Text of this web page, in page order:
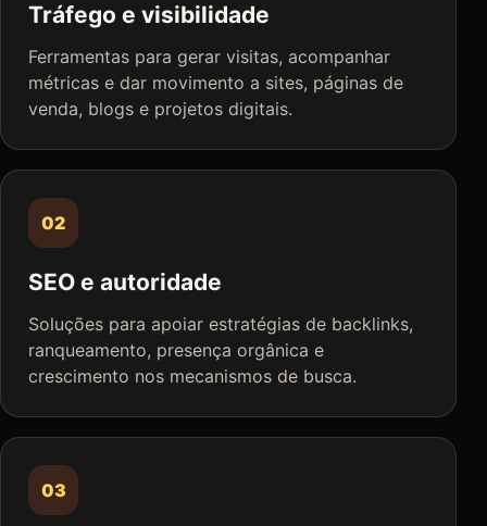
Tráfego e visibilidade
Ferramentas para gerar visitas, acompanhar
métricas e dar movimento a sites, páginas de
venda, blogs e projetos digitais.
02
SEO e autoridade
Soluções para apoiar estratégias de backlinks,
ranqueamento, presença orgânica e
crescimento nos mecanismos de busca.
03